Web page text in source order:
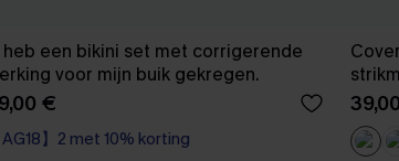
heb een bikini set met corrigerende
voor mijn buik gekregen.
€
AG18】2 met 10% korting